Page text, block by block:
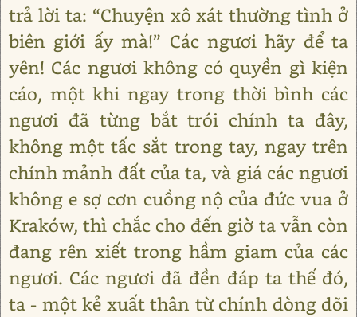
trả lời ta: “Chuyện xô xát thường tình ở
biên giới ấy mà!” Các ngươi hãy để ta
yên! Các ngươi không có quyền gì kiện
cáo, một khi ngay trong thời bình các
ngươi đã từng bắt trói chính ta đây,
không một tấc sắt trong tay, ngay trên
chính mảnh đất của ta, và giá các ngươi
không e sợ cơn cuồng nộ của đức vua ở
Kraków, thì chắc cho đến giờ ta vẫn còn
đang rên xiết trong hầm giam của các
ngươi. Các ngươi đã đền đáp ta thế đó,
ta - một kẻ xuất thân từ chính dòng dõi